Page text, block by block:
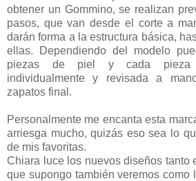
obtener un Gommino, se realizan
pasos, que van desde el corte a
darán forma a la estructura básica,
ellas. Dependiendo del modelo
piezas de piel y cada pieza
individualmente y revisada a
zapatos final.
Personalmente me encanta esta
arriesga mucho, quizás eso sea lo
de mis favoritas.
Chiara luce los nuevos diseños tanto
que supongo también veremos como